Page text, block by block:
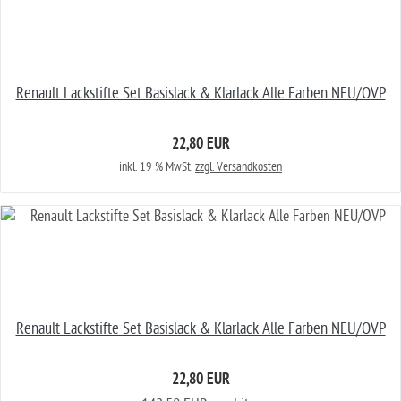
Renault Lackstifte Set Basislack & Klarlack Alle Farben NEU/OVP
22,80 EUR
inkl. 19 % MwSt.zzgl. Versandkosten
Renault Lackstifte Set Basislack & Klarlack Alle Farben NEU/OVP
22,80 EUR